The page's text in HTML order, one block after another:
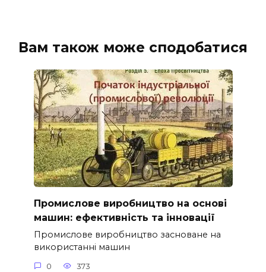
Вам також може сподобатися
Промислове виробництво на основі
машин: ефективність та інновації
Промислове виробництво засноване на
використанні машин
0 373